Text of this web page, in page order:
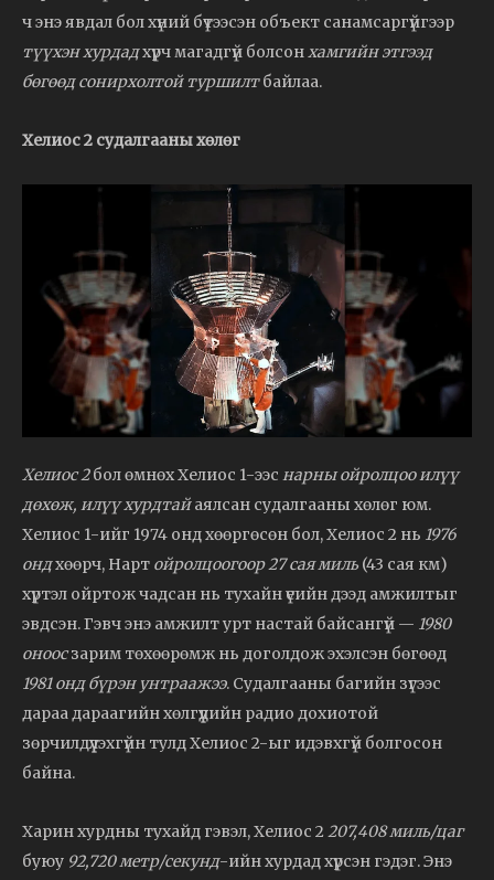
ч энэ явдал бол хүний бүтээсэн объект санамсаргүйгээр
түүхэн хурдадхүрч магадгүй болсонхамгийн этгээд
бөгөөд сонирхолтой туршилтбайлаа.
Хелиос 2 судалгааны хөлөг
Хелиос 2бол өмнөх Хелиос 1-ээс нарны ойролцоо илүү
дөхөж, илүү хурдтайаялсан судалгааны хөлөг юм.
Хелиос 1-ийг 1974 онд хөөргөсөн бол, Хелиос 2 нь 1976
ондхөөрч, Нарт ойролцоогоор 27 сая миль (43 сая км)
хүртэл ойртож чадсан нь тухайн үеийн дээд амжилтыг
эвдсэн. Гэвч энэ амжилт урт настай байсангүй — 1980
оноосзарим төхөөрөмж нь доголдож эхэлсэн бөгөөд
1981 онд бүрэн унтраажээ. Судалгааны багийн зүгээс
дараа дараагийн хөлгүүдийн радио дохиотой
зөрчилдүүлэхгүйн тулд Хелиос 2-ыг идэвхгүй болгосон
байна.
Харин хурдны тухайд гэвэл, Хелиос 2 207,408 миль/цаг
буюу 92,720 метр/секунд-ийн хурдад хүрсэн гэдэг. Энэ